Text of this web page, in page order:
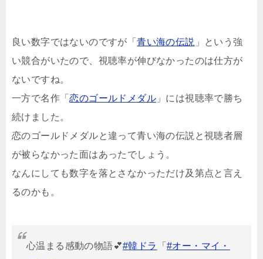
良い数字ではないのですが「青い海の伝説 」という強
い競合がいたので、視聴率が伸びなかったのは仕方が
ないですね。
一方で名作「恋のゴールドメダル 」には視聴率で勝ち
続けました。
恋のゴールドメダルと違って青い海の伝説と視聴者層
が被らなかった面はあったでしょう。
なんにしても数字を落とさなかっただけ及第点と言え
るのかも。
心温まる感動の物語💕#韓ドラ 「#オー・マイ・